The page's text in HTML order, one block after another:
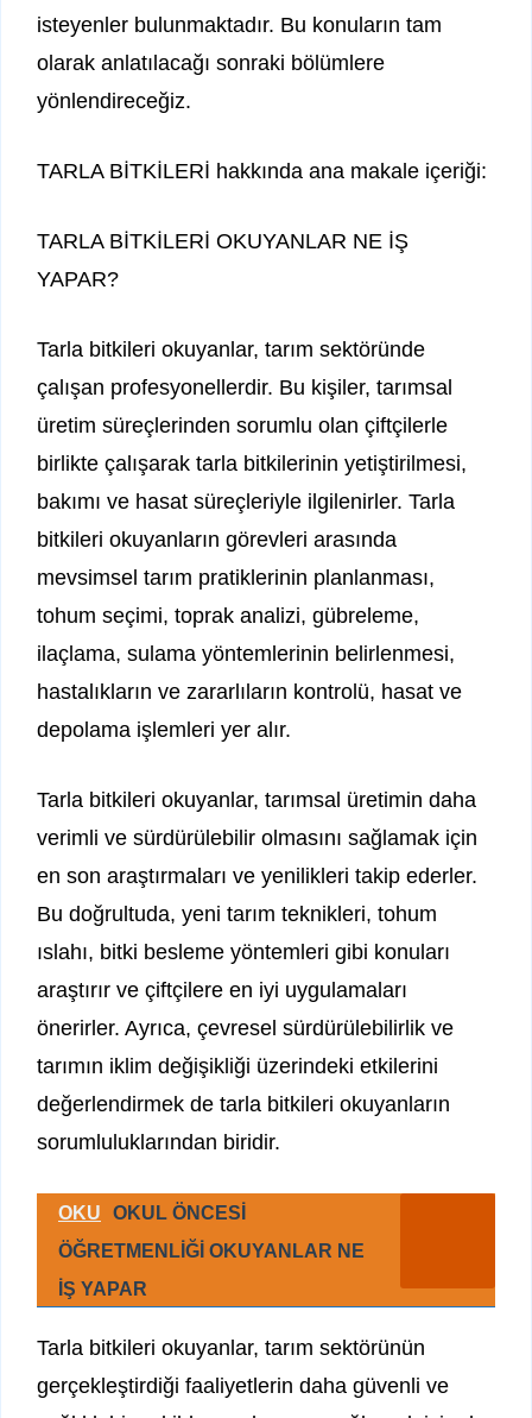
isteyenler bulunmaktadır. Bu konuların tam
olarak anlatılacağı sonraki bölümlere
yönlendireceğiz.
TARLA BİTKİLERİ hakkında ana makale içeriği:
TARLA BİTKİLERİ OKUYANLAR NE İŞ
YAPAR?
Tarla bitkileri okuyanlar, tarım sektöründe
çalışan profesyonellerdir. Bu kişiler, tarımsal
üretim süreçlerinden sorumlu olan çiftçilerle
birlikte çalışarak tarla bitkilerinin yetiştirilmesi,
bakımı ve hasat süreçleriyle ilgilenirler. Tarla
bitkileri okuyanların görevleri arasında
mevsimsel tarım pratiklerinin planlanması,
tohum seçimi, toprak analizi, gübreleme,
ilaçlama, sulama yöntemlerinin belirlenmesi,
hastalıkların ve zararlıların kontrolü, hasat ve
depolama işlemleri yer alır.
Tarla bitkileri okuyanlar, tarımsal üretimin daha
verimli ve sürdürülebilir olmasını sağlamak için
en son araştırmaları ve yenilikleri takip ederler.
Bu doğrultuda, yeni tarım teknikleri, tohum
ıslahı, bitki besleme yöntemleri gibi konuları
araştırır ve çiftçilere en iyi uygulamaları
önerirler. Ayrıca, çevresel sürdürülebilirlik ve
tarımın iklim değişikliği üzerindeki etkilerini
değerlendirmek de tarla bitkileri okuyanların
sorumluluklarından biridir.
OKU
OKUL ÖNCESİ
ÖĞRETMENLİĞİ OKUYANLAR NE
İŞ YAPAR
Tarla bitkileri okuyanlar, tarım sektörünün
gerçekleştirdiği faaliyetlerin daha güvenli ve